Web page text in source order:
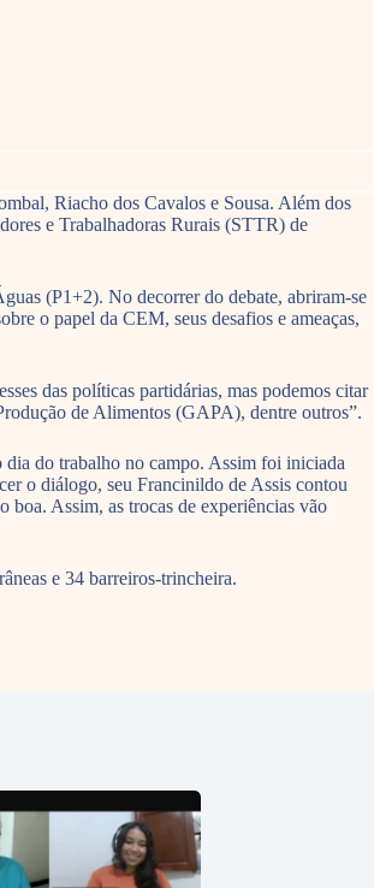
Riacho dos Cavalos e Sousa. Além dos
e Trabalhadoras Rurais (STTR) de
(P1+2). No decorrer do debate, abriram-se
o papel da CEM, seus desafios e ameaças,
das políticas partidárias, mas podemos citar
de Alimentos (GAPA), dentre outros”.
dia do trabalho no campo. Assim foi iniciada
o diálogo, seu Francinildo de Assis contou
boa. Assim, as trocas de experiências vão
e 34 barreiros-trincheira.